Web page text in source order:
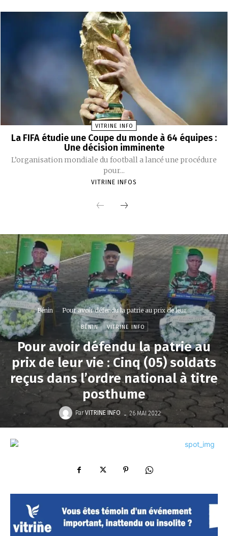
VITRINE INFO
La FIFA étudie une Coupe du monde à 64 équipes :
Une décision imminente
L’organisation mondiale du football a lancé une procédure
pour...
VITRINE INFOS